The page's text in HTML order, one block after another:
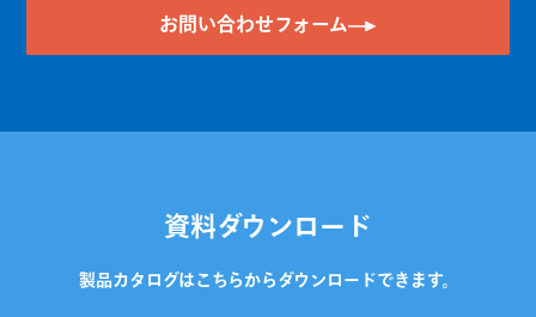
お問い合わせフォーム
資料ダウンロード
製品カタログはこちらからダウンロードできます。